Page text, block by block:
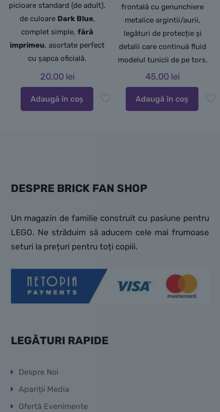
picioare standard (de adult),
de culoare Dark Blue,
complet simple,fără
imprimeu, asortate perfect
cu șapca oficială.
20,00 lei
Adaugă în coș
frontală cu genunchiere
metalice argintii/aurii,
legături de protecție și
detalii care continuă fluid
modelul tunicii de pe tors.
45,00 lei
Adaugă în coș
DESPRE BRICK FAN SHOP
Un magazin de familie construit cu pasiune pentru
LEGO. Ne străduim să aducem cele mai frumoase
seturi la prețuri pentru toți copiii.
LEGĂTURI RAPIDE
Despre Noi
Apariții Media
Ofertă Evenimente